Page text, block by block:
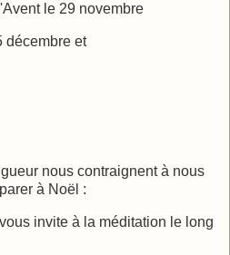
le 29 novembre
décembre et
nous contraignent à nous
à Noël :
invite à la méditation le long